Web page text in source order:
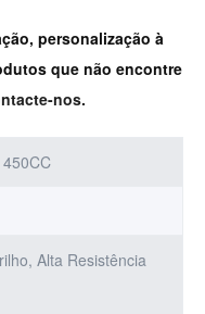
personalização à
que não encontre
nos.
Alta Resistência